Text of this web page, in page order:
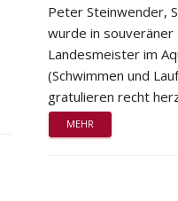
Peter Steinwender,
wurde in souveräner
Landesmeister im
(Schwimmen und
gratulieren recht
MEHR